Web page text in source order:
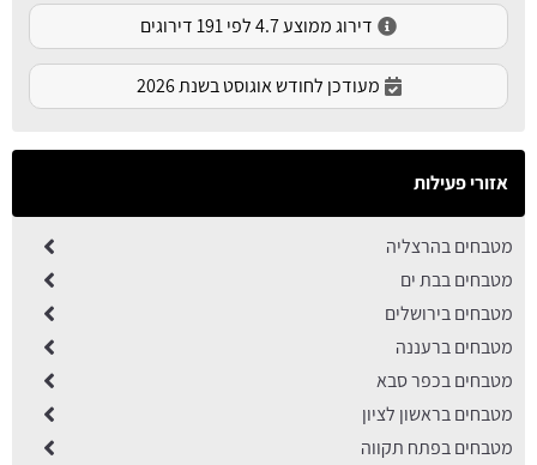
דירוג ממוצע 4.7 לפי 191 דירוגים
מעודכן לחודש אוגוסט בשנת 2026
אזורי פעילות
מטבחים בהרצליה
מטבחים בבת ים
מטבחים בירושלים
מטבחים ברעננה
מטבחים בכפר סבא
מטבחים בראשון לציון
מטבחים בפתח תקווה